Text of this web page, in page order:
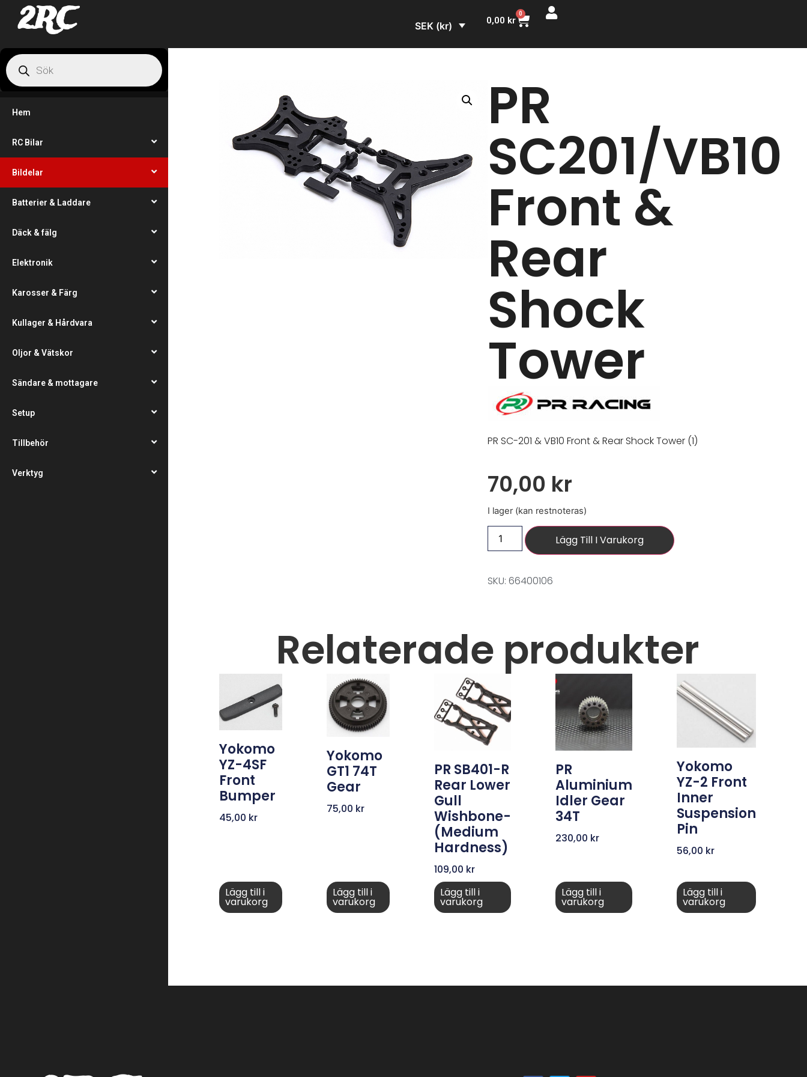
2RC SEK (kr) 0,00 kr
0
Hem
RC Bilar
Bildelar
Batterier & Laddare
Däck & fälg
Elektronik
Karosser & Färg
Kullager & Hårdvara
Oljor & Vätskor
Sändare & mottagare
Setup
Tillbehör
Verktyg
PR
SC201/VB10
Front &
Rear
Shock
Tower
PR SC-201 & VB10 Front & Rear Shock Tower (1)
70,00 kr
I lager (kan restnoteras)
Lägg Till I Varukorg
SKU: 66400106
Relaterade produkter
Yokomo
YZ-4SF
Front
Bumper
45,00 kr
Lägg till i
varukorg
Yokomo
GT1 74T
Gear
75,00 kr
Lägg till i
varukorg
PR SB401-R
Rear Lower
Gull
Wishbone-
(medium
Hardness)
109,00 kr
Lägg till i
varukorg
PR
Aluminium
Idler Gear
34T
230,00 kr
Lägg till i
varukorg
Yokomo
YZ-2 Front
Inner
Suspension
Pin
56,00 kr
Lägg till i
varukorg